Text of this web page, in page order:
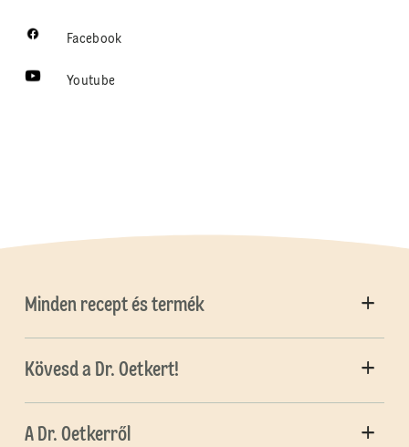
Facebook
Youtube
Minden recept és termék
Kövesd a Dr. Oetkert!
A Dr. Oetkerről